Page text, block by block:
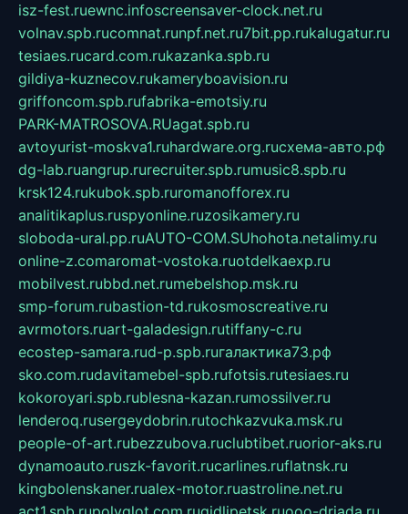
isz-fest.ruewnc.infoscreensaver-clock.net.ru
volnav.spb.rucomnat.runpf.net.ru7bit.pp.rukalugatur.ru
tesiaes.rucard.com.rukazanka.spb.ru
gildiya-kuznecov.rukameryboavision.ru
griffoncom.spb.rufabrika-emotsiy.ru
PARK-MATROSOVA.RUagat.spb.ru
avtoyurist-moskva1.ruhardware.org.ruсхема-авто.рф
dg-lab.ruangrup.rurecruiter.spb.rumusic8.spb.ru
krsk124.rukubok.spb.ruromanofforex.ru
analitikaplus.ruspyonline.ruzosikamery.ru
sloboda-ural.pp.ruAUTO-COM.SUhohota.netalimy.ru
online-z.comaromat-vostoka.ruotdelkaexp.ru
mobilvest.rubbd.net.rumebelshop.msk.ru
smp-forum.rubastion-td.rukosmoscreative.ru
avrmotors.ruart-galadesign.rutiffany-c.ru
ecostep-samara.rud-p.spb.ruгалактика73.рф
sko.com.rudavitamebel-spb.rufotsis.rutesiaes.ru
kokoroyari.spb.rublesna-kazan.rumossilver.ru
lenderoq.rusergeydobrin.rutochkazvuka.msk.ru
people-of-art.rubezzubova.ruclubtibet.ruorior-aks.ru
dynamoauto.ruszk-favorit.rucarlines.ruflatnsk.ru
kingbolenskaner.rualex-motor.ruastroline.net.ru